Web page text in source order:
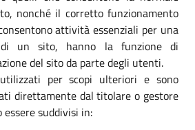
nonché il corretto funzionamento
attività essenziali per una
un sito, hanno la funzione di
del sito da parte degli utenti.
per scopi ulteriori e sono
direttamente dal titolare o gestore
essere suddivisi in: